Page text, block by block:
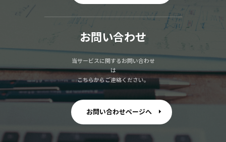
お問い合わせ
当サービスに関するお問い合わせ
は
こちらからご連絡ください。
お問い合わせページへ